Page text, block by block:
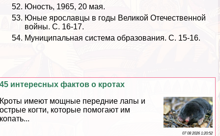
Юность, 1965, 20 мая.
Юные ярославцы в годы Великой Отечественной
войны. С. 16-17.
Муниципальная система образования. С. 15-16.
45 интересных фактов о кротах
Кроты имеют мощные передние лапы и
острые когти, которые помогают им
копать...
07 08 2026 1:20:52